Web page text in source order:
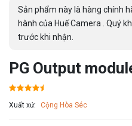
Sản phẩm này là hàng chính
hành của Huế Camera . Quý
trước khi nhận.
PG Output
Xuất xứ: Cộng Hòa Séc